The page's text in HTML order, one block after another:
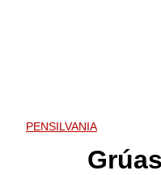
PENSILVANIA